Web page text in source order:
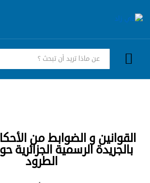
كل الفئات
القوانين و الضوابط من
بالجريدة الرسمية الجزائرية
الطرود